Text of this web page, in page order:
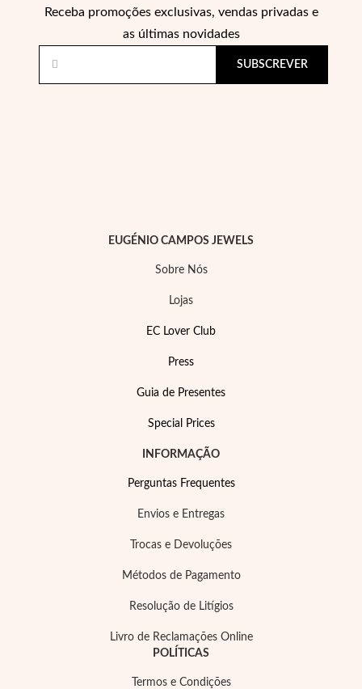
Receba promoções exclusivas, vendas privadas e
as últimas novidades
SUBSCREVER
EUGÉNIO CAMPOS JEWELS
Sobre Nós
Lojas
EC Lover Club
Press
Guia de Presentes
Special Prices
INFORMAÇÃO
Perguntas Frequentes
Envios e Entregas
Trocas e Devoluções
Métodos de Pagamento
Resolução de Litígios
Livro de Reclamações Online
POLÍTICAS
Termos e Condições